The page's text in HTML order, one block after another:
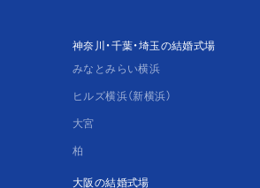
神奈川・千葉・埼玉の結婚式場
みなとみらい横浜
ヒルズ横浜（新横浜）
大宮
柏
大阪の結婚式場